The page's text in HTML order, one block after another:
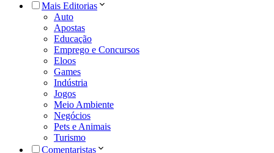
Mais Editorias
Auto
Apostas
Educação
Emprego e Concursos
Eloos
Games
Indústria
Jogos
Meio Ambiente
Negócios
Pets e Animais
Turismo
Comentaristas